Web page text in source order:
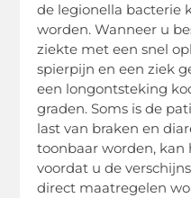
de legionella bacterie
worden. Wanneer u
ziekte met een snel
spierpijn en een ziek
een longontsteking
graden. Soms is de
last van braken en
toonbaar worden, kan
voordat u de
direct maatregelen